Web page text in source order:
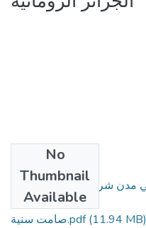
No
Thumbnail
Available
(11.94 MB)
صامت سنية.pdf(11.94 MB)